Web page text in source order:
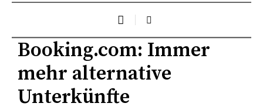
Booking.com: Immer
mehr alternative
Unterkünfte